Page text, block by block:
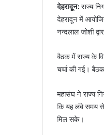
देहरादून:राज्य
देहरादून में
नन्दलाल जोशी
बैठक में राज्य के
चर्चा की गई।
महासंघ ने राज्य
कि यह लंबे समय से
मिल सके।